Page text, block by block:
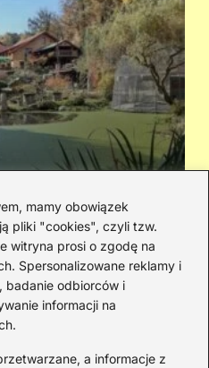
mamy obowiązek
pliki "cookies", czyli tzw.
witryna prosi o zgodę na
Spersonalizowane reklamy i
badanie odbiorców i
informacji na
a informacje z
i jaka jest